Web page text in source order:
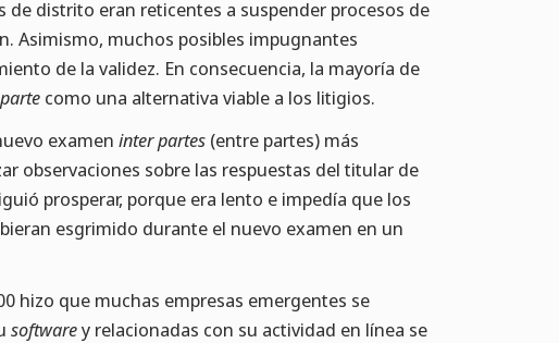
distrito eran reticentes a suspender procesos de
Asimismo, muchos posibles impugnantes
de la validez. En consecuencia, la mayoría de
como una alternativa viable a los litigios.
examen inter partes (entre partes) más
observaciones sobre las respuestas del titular de
prosperar, porque era lento e impedía que los
esgrimido durante el nuevo examen en un
hizo que muchas empresas emergentes se
softwarey relacionadas con su actividad en línea se